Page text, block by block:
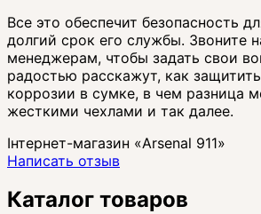
Все это обеспечит безопасность
долгий срок его службы. Звоните
менеджерам, чтобы задать свои
радостью расскажут, как
коррозии в сумке, в чем разница
жесткими чехлами и так далее.
Інтернет-магазин «Arsenal 911»
Написать отзыв
Каталог товаров